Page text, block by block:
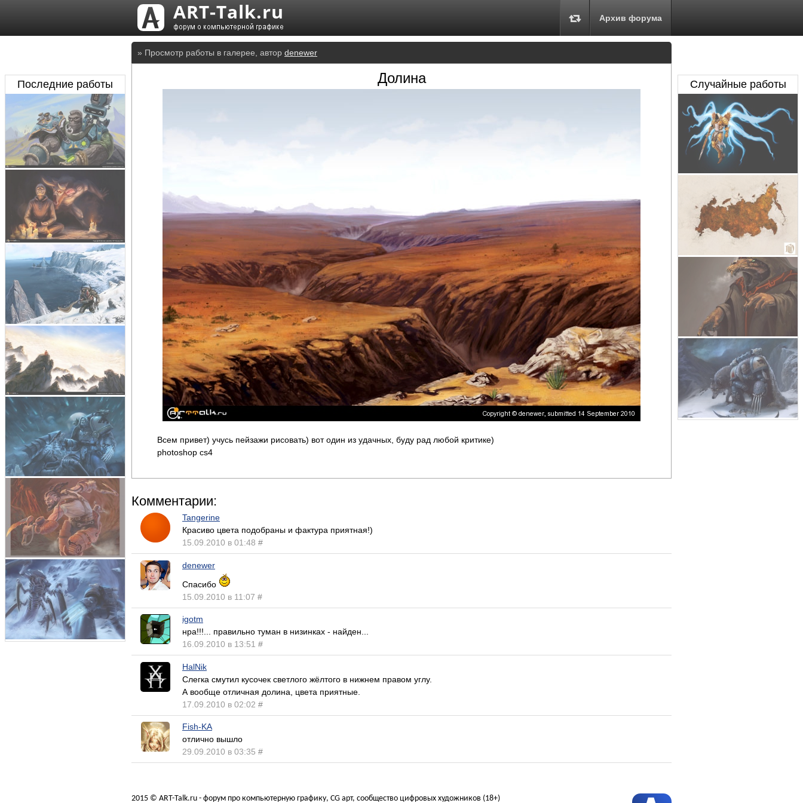
Архив форума
» Просмотр работы в галерее, автор denewer
Долина
Всем привет) учусь пейзажи рисовать) вот один из удачных, буду рад любой критике)
photoshop cs4
Комментарии:
Tangerine
Красиво цвета подобраны и фактура приятная!)
15.09.2010 в 01:48 #
denewer
Спасибо
15.09.2010 в 11:07 #
igotm
нра!!!... правильно туман в низинках - найден...
16.09.2010 в 13:51 #
HalNik
Слегка смутил кусочек светлого жёлтого в нижнем правом углу.
А вообще отличная долина, цвета приятные.
17.09.2010 в 02:02 #
Fish-KA
отлично вышло
29.09.2010 в 03:35 #
Последние работы Случайные работы
2015 © ART-Talk.ru - форум про компьютерную графику, CG арт, сообщество цифровых художников (18+)